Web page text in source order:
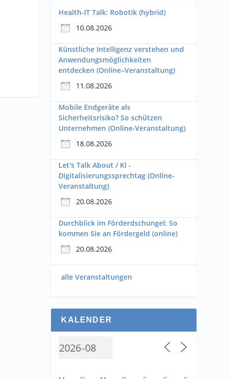
Health-IT Talk: Robotik (hybrid)
10.08.2026
Künstliche Intelligenz verstehen und
Anwendungsmöglichkeiten
entdecken (Online–Veranstaltung)
11.08.2026
Mobile Endgeräte als
Sicherheitsrisiko? So schützen
Unternehmen (Online-Veranstaltung)
18.08.2026
Let's Talk About / KI -
Digitalisierungssprechtag (Online-
Veranstaltung)
20.08.2026
Durchblick im Förderdschungel: So
kommen Sie an Fördergeld (online)
20.08.2026
alle Veranstaltungen
KALENDER